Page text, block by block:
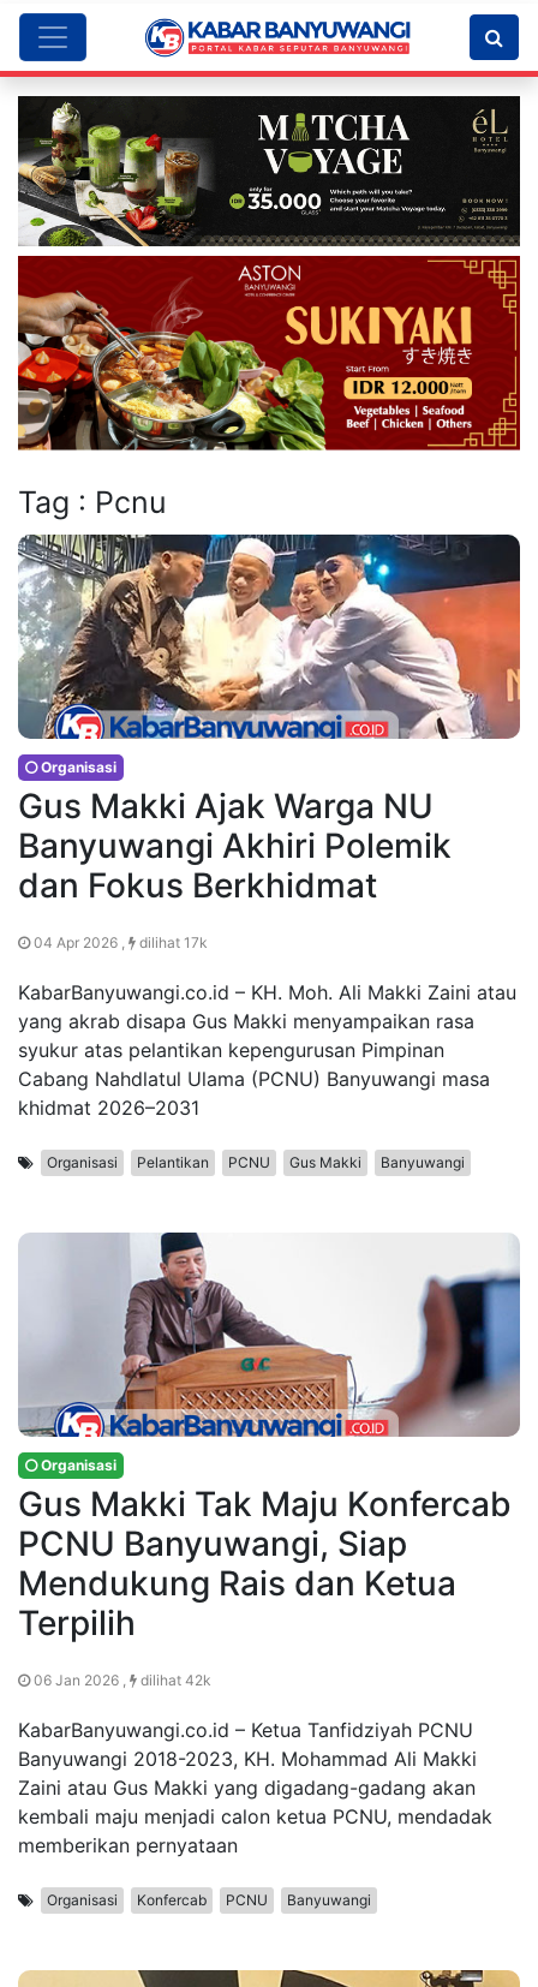
Tag : Pcnu
Organisasi
Gus Makki Ajak Warga NU
Banyuwangi Akhiri Polemik
dan Fokus Berkhidmat
04 Apr 2026 , dilihat 17k
KabarBanyuwangi.co.id – KH. Moh. Ali Makki Zaini atau
yang akrab disapa Gus Makki menyampaikan rasa
syukur atas pelantikan kepengurusan Pimpinan
Cabang Nahdlatul Ulama (PCNU) Banyuwangi masa
khidmat 2026–2031
Organisasi Pelantikan PCNU Gus Makki Banyuwangi
Organisasi
Gus Makki Tak Maju Konfercab
PCNU Banyuwangi, Siap
Mendukung Rais dan Ketua
Terpilih
06 Jan 2026 , dilihat 42k
KabarBanyuwangi.co.id – Ketua Tanfidziyah PCNU
Banyuwangi 2018-2023, KH. Mohammad Ali Makki
Zaini atau Gus Makki yang digadang-gadang akan
kembali maju menjadi calon ketua PCNU, mendadak
memberikan pernyataan
Organisasi Konfercab PCNU Banyuwangi